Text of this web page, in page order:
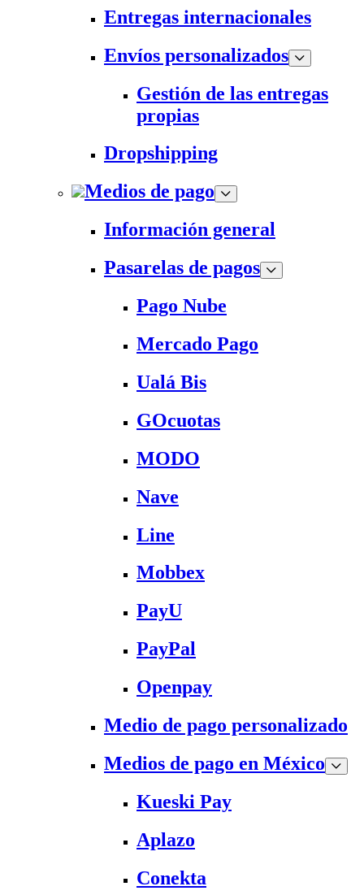
Entregas internacionales
Envíos personalizados
Gestión de las entregas
propias
Dropshipping
Medios de pago
Información general
Pasarelas de pagos
Pago Nube
Mercado Pago
Ualá Bis
GOcuotas
MODO
Nave
Line
Mobbex
PayU
PayPal
Openpay
Medio de pago personalizado
Medios de pago en México
Kueski Pay
Aplazo
Conekta